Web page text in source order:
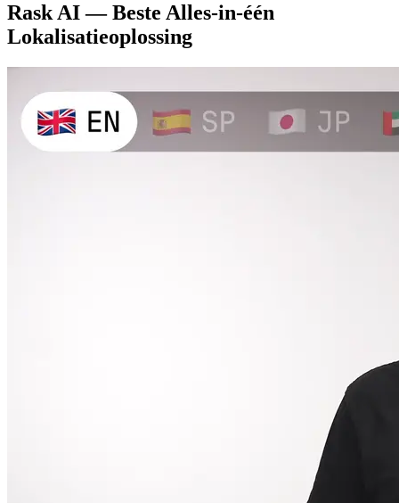
Rask AI — Beste Alles-in-één
Lokalisatieoplossing